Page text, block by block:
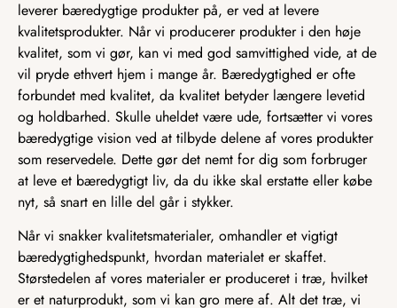
leverer bæredygtige produkter på, er ved at levere
kvalitetsprodukter. Når vi producerer produkter i den høje
kvalitet, som vi gør, kan vi med god samvittighed vide, at de
vil pryde ethvert hjem i mange år. Bæredygtighed er ofte
forbundet med kvalitet, da kvalitet betyder længere levetid
og holdbarhed. Skulle uheldet være ude, fortsætter vi vores
bæredygtige vision ved at tilbyde delene af vores produkter
som reservedele. Dette gør det nemt for dig som forbruger
at leve et bæredygtigt liv, da du ikke skal erstatte eller købe
nyt, så snart en lille del går i stykker.
Når vi snakker kvalitetsmaterialer, omhandler et vigtigt
bæredygtighedspunkt, hvordan materialet er skaffet.
Størstedelen af vores materialer er produceret i træ, hvilket
er et naturprodukt, som vi kan gro mere af. Alt det træ, vi